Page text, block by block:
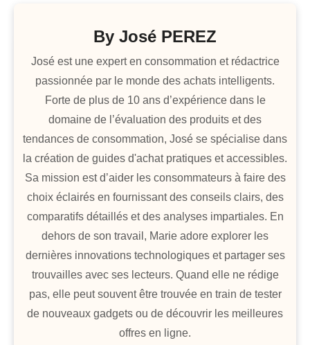
By José PEREZ
José est une expert en consommation et rédactrice
passionnée par le monde des achats intelligents.
Forte de plus de 10 ans d’expérience dans le
domaine de l’évaluation des produits et des
tendances de consommation, José se spécialise dans
la création de guides d'achat pratiques et accessibles.
Sa mission est d’aider les consommateurs à faire des
choix éclairés en fournissant des conseils clairs, des
comparatifs détaillés et des analyses impartiales. En
dehors de son travail, Marie adore explorer les
dernières innovations technologiques et partager ses
trouvailles avec ses lecteurs. Quand elle ne rédige
pas, elle peut souvent être trouvée en train de tester
de nouveaux gadgets ou de découvrir les meilleures
offres en ligne.